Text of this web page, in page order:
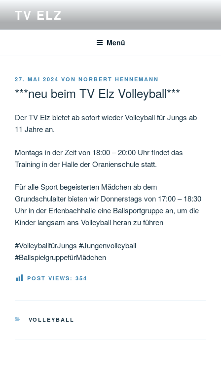
springen
TV ELZ
Menü
VERÖFFENTLICHT
27. MAI 2024 VON NORBERT HENNEMANN
***neu beim TV Elz Volleyball***
Der TV Elz bietet ab sofort wieder Volleyball für Jungs ab
11 Jahre an.
Montags in der Zeit von 18:00 – 20:00 Uhr findet das
Training in der Halle der Oranienschule statt.
Für alle Sport begeisterten Mädchen ab dem
Grundschulalter bieten wir Donnerstags von 17:00 – 18:30
Uhr in der Erlenbachhalle eine Ballsportgruppe an, um die
Kinder langsam ans Volleyball heran zu führen
#VolleyballfürJungs #Jungenvolleyball
#BallspielgruppefürMädchen
POST VIEWS: 354
KATEGORIEN
VOLLEYBALL